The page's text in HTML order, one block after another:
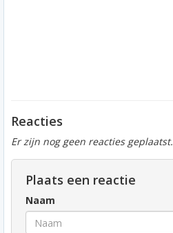
Reacties
Er zijn nog geen reacties geplaatst.
Plaats een reactie
Naam